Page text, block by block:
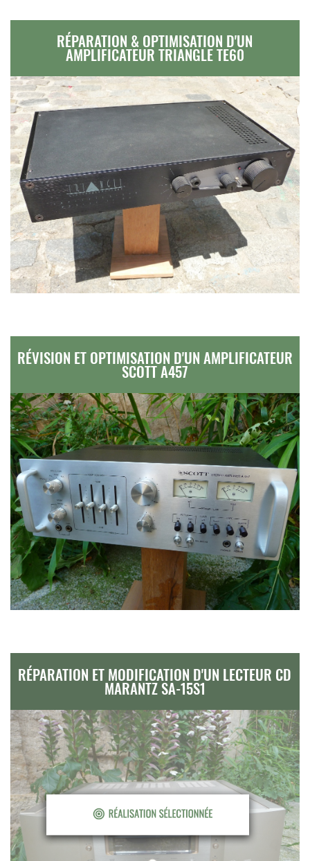
RÉPARATION & OPTIMISATION D'UN
AMPLIFICATEUR TRIANGLE TE60
RÉVISION ET OPTIMISATION D'UN AMPLIFICATEUR
SCOTT A457
RÉPARATION ET MODIFICATION D'UN LECTEUR CD
MARANTZ SA-15S1